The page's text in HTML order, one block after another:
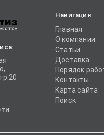
Навигация
Главная
О компании
Статьи
Доставка
Порядок
Контакты
Карта сайта
Поиск